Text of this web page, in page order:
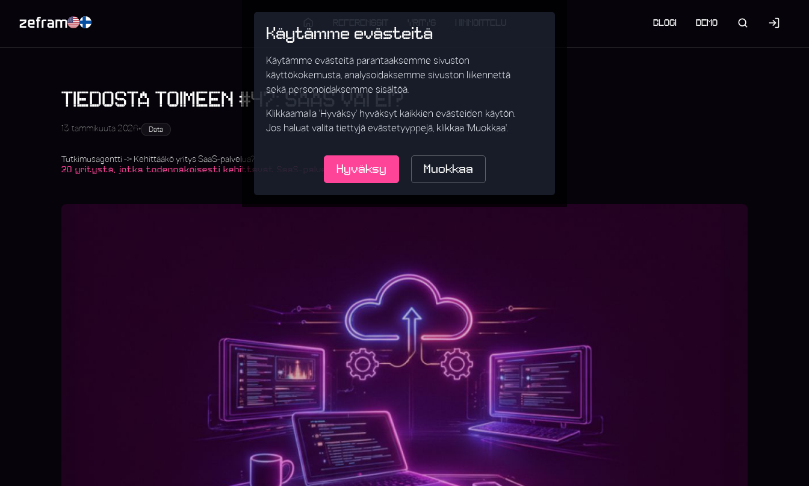
BLOGI DEMO
Käytämme evästeitä
Käytämme evästeitä parantaaksemme sivuston
käyttökokemusta, analysoidaksemme sivuston liikennettä
sekä personoidaksemme sisältöä.
Klikkaamalla 'Hyväksy' hyväksyt kaikkien evästeiden käytön.
Jos haluat valita tiettyjä evästetyyppejä, klikkaa 'Muokkaa'.
Hyväksy Muokkaa
TIEDOSTA TOIMEEN #47: SAAS VAI EI?
13. tammikuuta 2026• Data
Tutkimusagentti -> Kehittääkö yritys SaaS-palvelua?
20 yritystä, jotka todennäköisesti kehittävät SaaS-palvelua.